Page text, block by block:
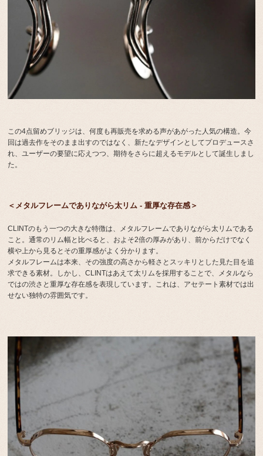
この4点留めブリッジは、何度も再販売を求める声があがった人気の構造。今
回は過去作をそのまま出すのではなく、新たなデザインとしてプロデュースさ
れ、ユーザーの要望に応えつつ、期待をさらに超えるモデルとして誕生しまし
た。
＜メタルフレームでありながら太リム - 重厚な存在感＞
CLINTのもう一つの大きな特徴は、メタルフレームでありながら太リムである
こと。通常のリム幅と比べると、およそ2倍の厚みがあり、前からだけでなく
横や上から見るとその重厚感がよく分かります。
メタルフレームは本来、その強度の高さから軽さとスッキリとした見た目を追
求できる素材。しかし、CLINTはあえて太リムを採用することで、メタルなら
ではの渋さと重厚な存在感を表現しています。これは、アセテート素材では出
せない独特の雰囲気です。